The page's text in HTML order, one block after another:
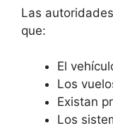
Las
que:
El
Los
Existan
Los